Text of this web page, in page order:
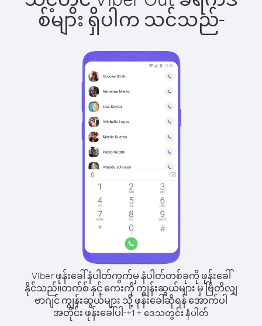
စ်များ ရှိပါက သင်သည်-
Viber ဖုန်းခေါ်နံပါတ်ကွက်မှ နံပါတ်တစ်ခုကို ဖုန်းခေါ်
နိုင်သည်။တက်စ် နှင့် ကေးကို ကျွန်းဆွယ်များ မှ ဗြိတိလျှ
ဗာဂျင် ကျွန်းဆွယ်များ သို့ ဖုန်းခေါ်ဆိုရန် အောက်ပါ
အတိုင်း ဖုန်းခေါ်ပါ-+1 + ဒေသတွင်း နံပါတ်